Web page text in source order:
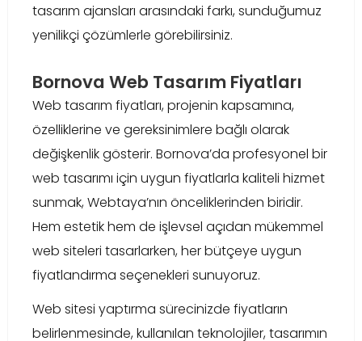
tasarım ajansları arasındaki farkı, sunduğumuz
yenilikçi çözümlerle görebilirsiniz.
Bornova Web Tasarım Fiyatları
Web tasarım fiyatları, projenin kapsamına,
özelliklerine ve gereksinimlere bağlı olarak
değişkenlik gösterir. Bornova’da profesyonel bir
web tasarımı için uygun fiyatlarla kaliteli hizmet
sunmak, Webtaya’nın önceliklerinden biridir.
Hem estetik hem de işlevsel açıdan mükemmel
web siteleri tasarlarken, her bütçeye uygun
fiyatlandırma seçenekleri sunuyoruz.
Web sitesi yaptırma sürecinizde fiyatların
belirlenmesinde, kullanılan teknolojiler, tasarımın